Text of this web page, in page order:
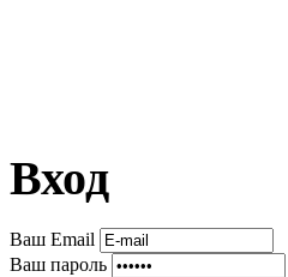
Вход
Ваш Email
Ваш пароль